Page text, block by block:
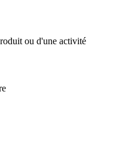
ou d'une activité